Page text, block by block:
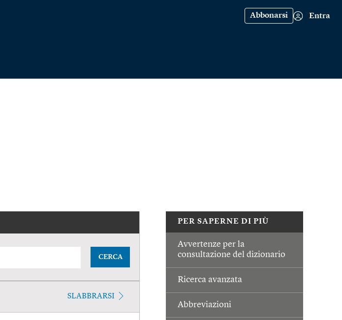
Abbonarsi Entra
PER SAPERNE DI PIÙ
Avvertenze per la
consultazione del dizionario
Ricerca avanzata
Abbreviazioni
CERCA
SLABBRARSI